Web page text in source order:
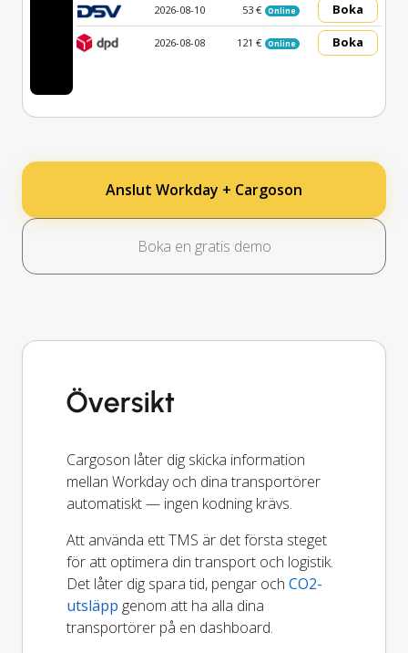
2026-08-10 53 € Online Boka
2026-08-08 121 € Online Boka
Anslut Workday + Cargoson
Boka en gratis demo
Översikt
Cargoson låter dig skicka information
mellan Workday och dina transportörer
automatiskt — ingen kodning krävs.
Att använda ett TMS är det första steget
för att optimera din transport och logistik.
Det låter dig spara tid, pengar och CO2-
utsläpp genom att ha alla dina
transportörer på en dashboard.